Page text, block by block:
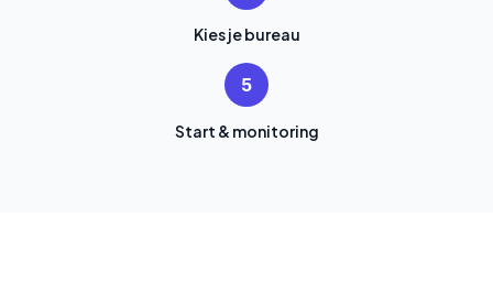
Kies je bureau
5
Start & monitoring